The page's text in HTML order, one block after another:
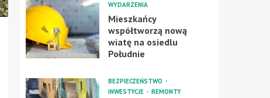
WYDARZENIA
Mieszkańcy
współtworzą nową
wiatę na osiedlu
Południe
BEZPIECZEŃSTWO
INWESTYCJE
REMONTY